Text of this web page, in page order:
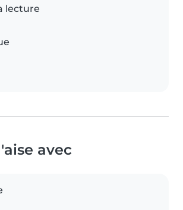
lecture
avec